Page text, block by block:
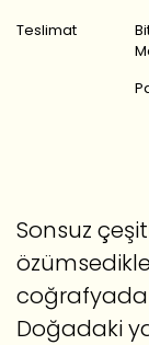
Teslimat
Sonsuz
coğrafyada
Doğadaki